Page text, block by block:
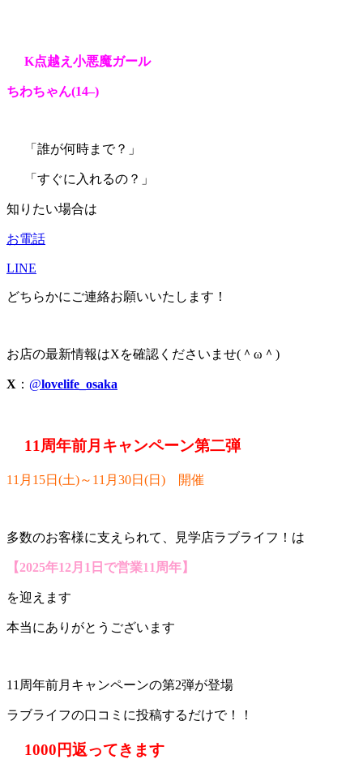
K点越え小悪魔ガール
ちわちゃん(14–)
「誰が何時まで？」
「すぐに入れるの？」
知りたい場合は
お電話
LINE
どちらかにご連絡お願いいたします！
お店の最新情報はXを確認くださいませ(＾ω＾)
X ： @lovelife_osaka
11周年前月キャンペーン第二弾
11月15日(土)～11月30日(日) 開催
多数のお客様に支えられて、見学店ラブライフ！は
【2025年12月1日で営業11周年】
を迎えます
本当にありがとうございます
11周年前月キャンペーンの第2弾が登場
ラブライフの口コミに投稿するだけで！！
1000円返ってきます